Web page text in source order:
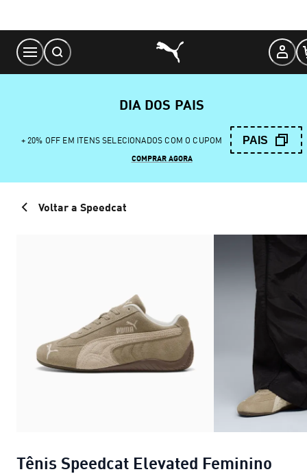
Content
DIA DOS PAIS
+ 20% OFF EM ITENS SELECIONADOS COM O CUPOM PAIS
COMPRAR AGORA
Voltar a Speedcat
Tênis Speedcat Elevated Feminino